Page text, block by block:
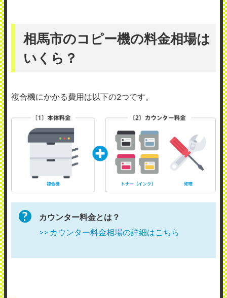
相馬市のコピー機の料金相場は
いくら？
複合機にかかる費用は以下の2つです。
カウンター料金とは？
>> カウンター料金相場の詳細はこちら